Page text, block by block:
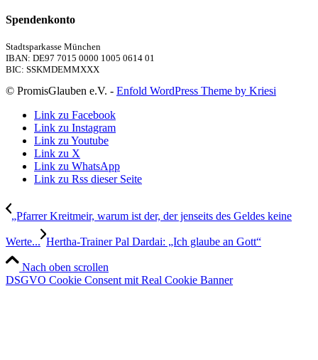
Spendenkonto
Stadtsparkasse München
IBAN: DE97 7015 0000 1005 0614 01
BIC: SSKMDEMMXXX
© PromisGlauben e.V. - Enfold WordPress Theme by Kriesi
Link zu Facebook
Link zu Instagram
Link zu Youtube
Link zu X
Link zu WhatsApp
Link zu Rss dieser Seite
„Pfarrer Kreitmeir, warum ist der, der jenseits des Geldes keine
Werte... Hertha-Trainer Pal Dardai: „Ich glaube an Gott“
Nach oben scrollen
DSGVO Cookie Consent mit Real Cookie Banner